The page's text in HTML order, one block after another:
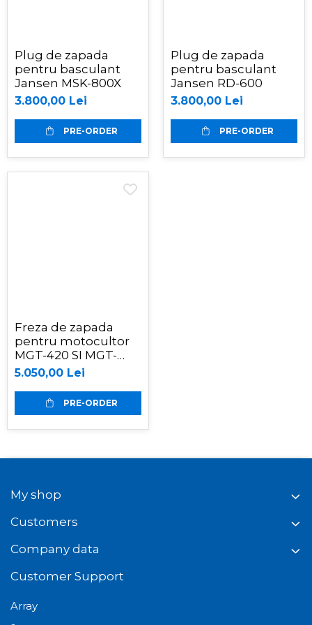
Plug de zapada
pentru basculant
Jansen MSK-800X
3.800,00 Lei
PRE-ORDER
Plug de zapada
pentru basculant
Jansen RD-600
3.800,00 Lei
PRE-ORDER
Freza de zapada
pentru motocultor
MGT-420 SI MGT-
600E, 1 metru,
Jansen
5.050,00 Lei
PRE-ORDER
My shop
Customers
Company data
Customer Support
Array